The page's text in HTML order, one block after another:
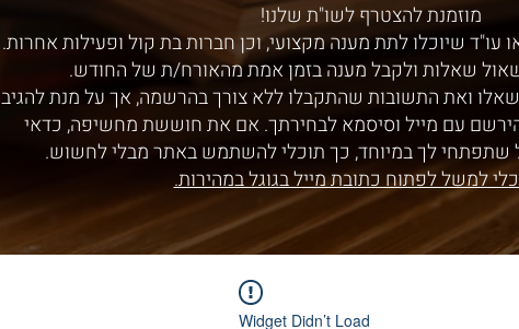
מוזמנת להצטרף לשו"ת שלנו!
שיוכלו לתת מענה מקצועי, וכן חברות בת קול ופעילות אחרות.
שאלות ולקבל מענה בזמן אמת מהאורח/ת של החודש.
ואת התשובות שהתקבלו ללא צורך בהרשמה, אך על מנת להגיב
עם מייל וסיסמא לבחירתך. אם את חוששת מחשיפה, כדאי
שתפתחי לך במיוחד, כך תוכלי להשתמש באתר מבלי לחשוש.
למשל לפתוח כתובת מייל בגוגל במהירות.
Widget Didn’t Load